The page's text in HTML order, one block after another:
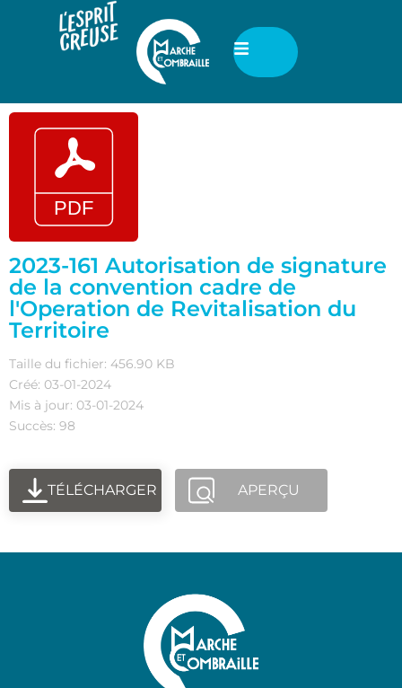
2023-161 Autorisation de signature
de la convention cadre de
l'Operation de Revitalisation du
Territoire
Taille du fichier: 456.90 KB
Créé: 03-01-2024
Mis à jour: 03-01-2024
Succès: 98
TÉLÉCHARGER APERÇU